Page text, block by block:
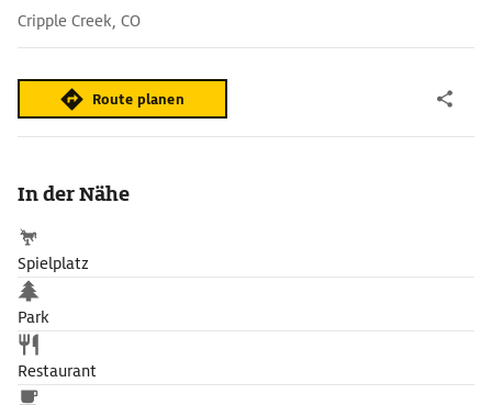
Cripple Creek, CO
Route planen
In der Nähe
Spielplatz
Park
Restaurant